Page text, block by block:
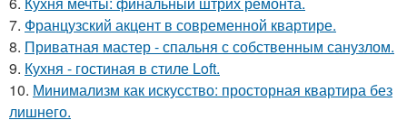
7. Французский акцент в современной квартире.
8. Приватная мастер - спальня с собственным санузлом.
9. Кухня - гостиная в стиле Loft.
10. Минимализм как искусство: просторная квартира без
лишнего.